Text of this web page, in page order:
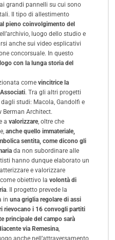
grandi pannelli su cui sono
Il tipo di allestimento
pieno coinvolgimento del
luogo dello studio e
anche sui video esplicativi
concorsuale. In questo
con la lunga storia del
come vincitrice la
. Tra gli altri progetti
studi: Macola, Gandolfi e
Berman Architect.
a valorizzare, oltre che
anche quello immateriale,
sentita, come dicono gli
da non subordinare alle
hanno dunque elaborato un
e valorizzare
obiettivo la volontà di
. Il progetto prevede la
in una griglia regolare di assi
rievocano i 16 convogli partiti
principale del campo sarà
via Remesina,
anche nell’attraversamento